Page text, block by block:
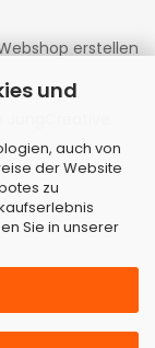
und
auch von
der Website
zu
Sie in unserer
erstellen